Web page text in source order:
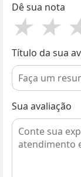
Dê sua nota
★ ★
Título da sua
Sua avaliação